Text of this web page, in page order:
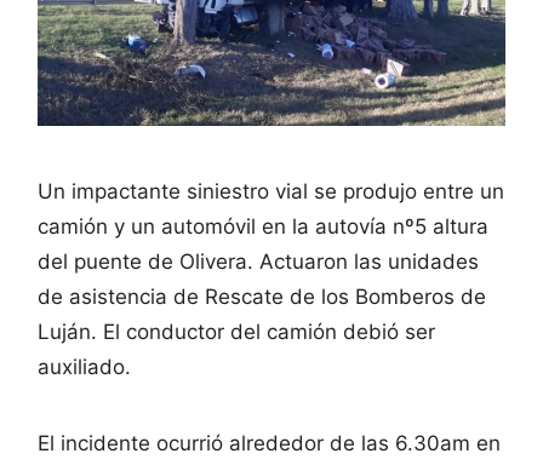
Un impactante siniestro vial se produjo entre un
camión y un automóvil en la autovía nº5 altura
del puente de Olivera. Actuaron las unidades
de asistencia de Rescate de los Bomberos de
Luján. El conductor del camión debió ser
auxiliado.
El incidente ocurrió alrededor de las 6.30am en